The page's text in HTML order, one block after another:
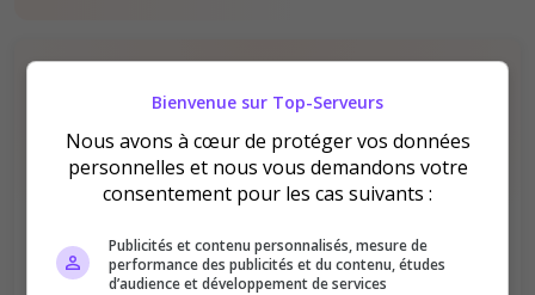
Il n'y a pas encore d'avis sur ce serveur.
Qualité
Staff du serveur
Ambiance
Disponibilité
Bienvenue sur Top-Serveurs
Nous avons à cœur de protéger vos données
personnelles et nous vous demandons votre
consentement pour les cas suivants :
Publicités et contenu personnalisés, mesure de
performance des publicités et du contenu, études
d’audience et développement de services